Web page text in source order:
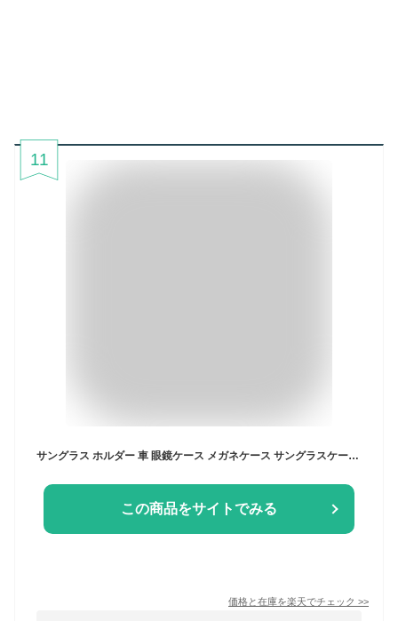
11
サングラス ホルダー 車 眼鏡ケース メガネケース サングラスケース サングラスホルダー 収納 車載 車用 車内収納 収納ケース メガネホルダー 車載アクセサリー メンズ レディース 車内 クリップ 取り付け フック 小物 ブラック 黒
この商品をサイトでみる
価格と在庫を楽天でチェック >>